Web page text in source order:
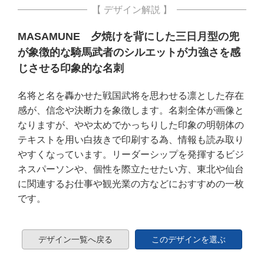
【 デザイン解説 】
MASAMUNE 夕焼けを背にした三日月型の兜
が象徴的な騎馬武者のシルエットが力強さを感
じさせる印象的な名刺
名将と名を轟かせた戦国武将を思わせる凛とした存在
感が、信念や決断力を象徴します。名刺全体が画像と
なりますが、やや太めでかっちりした印象の明朝体の
テキストを用い白抜きで印刷する為、情報も読み取り
やすくなっています。リーダーシップを発揮するビジ
ネスパーソンや、個性を際立たせたい方、東北や仙台
に関連するお仕事や観光業の方などにおすすめの一枚
です。
デザイン一覧へ戻る このデザインを選ぶ